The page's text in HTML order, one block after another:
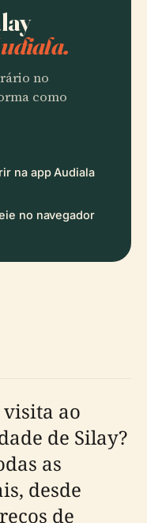
no
como
na app Audiala
no navegador
ao
de Silay?
as
desde
de